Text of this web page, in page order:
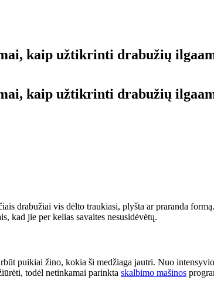
kaip užtikrinti drabužių
kaip užtikrinti drabužių
drabužiai vis dėlto traukiasi, plyšta ar praranda
kad jie per kelias savaites nesusidėvėtų.
puikiai žino, kokia ši medžiaga jautri. Nuo
todėl netinkamai parinkta skalbimo mašinos